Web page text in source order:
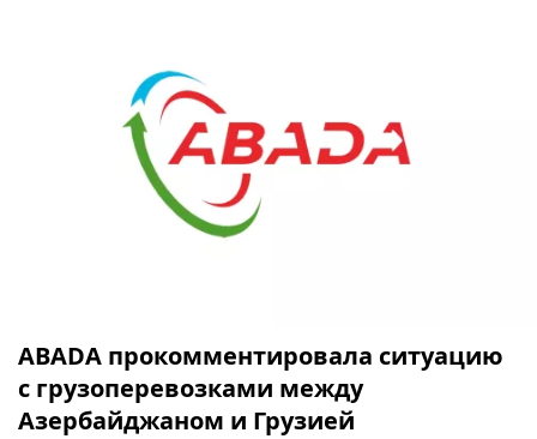
ABADA прокомментировала ситуацию
с грузоперевозками между
Азербайджаном и Грузией